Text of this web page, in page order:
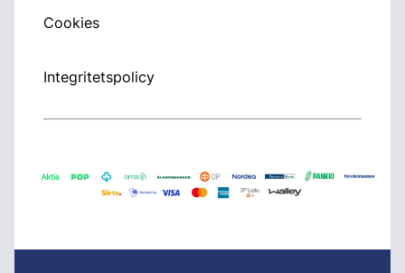
Cookies
Integritetspolicy